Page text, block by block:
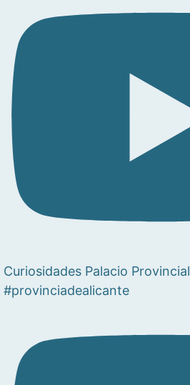
Curiosidades Palacio Provincial
#provinciadealicante